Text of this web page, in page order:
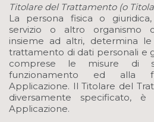
Titolare del Trattamento (o
La persona fisica o
servizio o altro organismo
insieme ad altri, determina
trattamento di dati personali e
comprese le misure di
funzionamento ed alla
Applicazione. Il Titolare del
diversamente specificato,
Applicazione.